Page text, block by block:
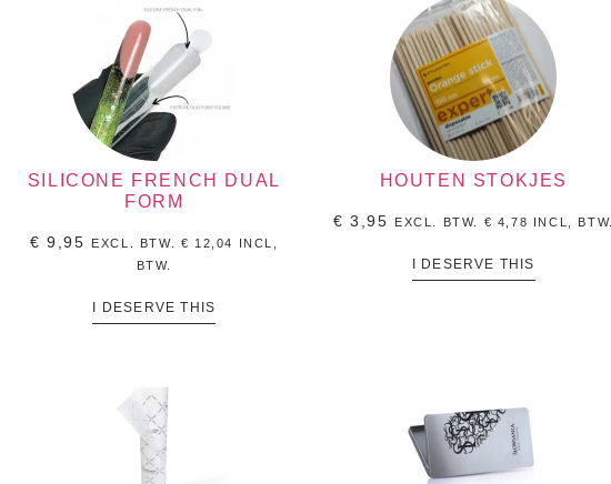
SILICONE FRENCH DUAL
FORM
€ 9,95 EXCL. BTW. € 12,04
INCL,
BTW.
I DESERVE THIS
HOUTEN STOKJES
€ 3,95 EXCL. BTW. € 4,78 INCL, BTW.
I DESERVE THIS